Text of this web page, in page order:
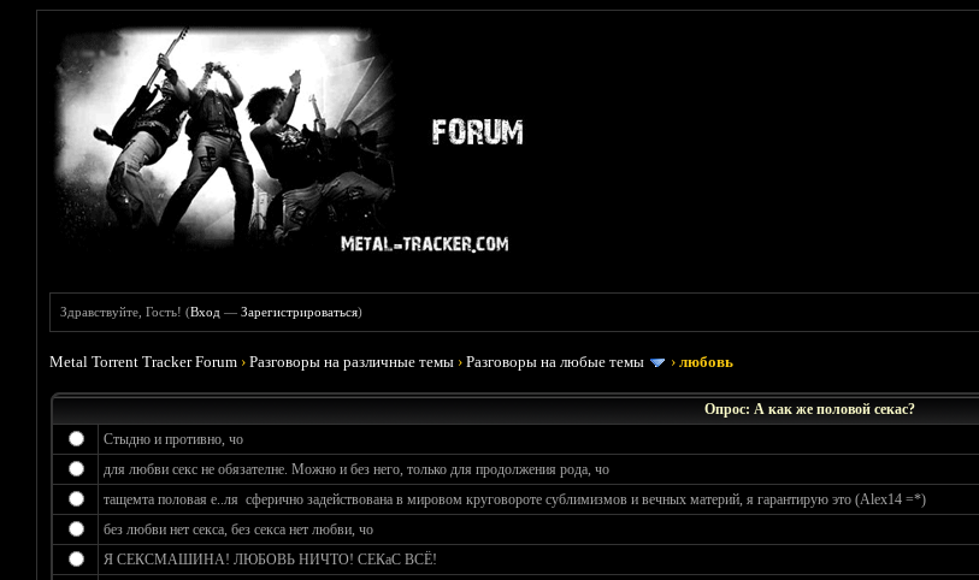
Здравствуйте, Гость! (Вход —Зарегистрироваться)
Metal Torrent Tracker Forum ›Разговоры на различные темы ›Разговоры на любые темы ›любовь
Опрос: А как же половой секас?
Стыдно и противно, чо
для любви секс не обязателне. Можно и без него, только для продолжения рода, чо
тащемта половая е..ля сферично задействована в мировом круговороте сублимизмов и вечных материй, я гарантирую это (Alex14 =*)
без любви нет секса, без секса нет любви, чо
Я СЕКСМАШИНА! ЛЮБОВЬ НИЧТО! СЕКаС ВСЁ!